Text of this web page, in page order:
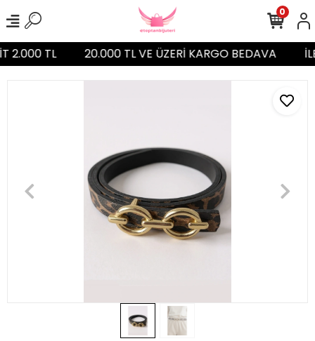
2.000 TL 20.000 TL VE ÜZERİ KARGO BEDAVA
0